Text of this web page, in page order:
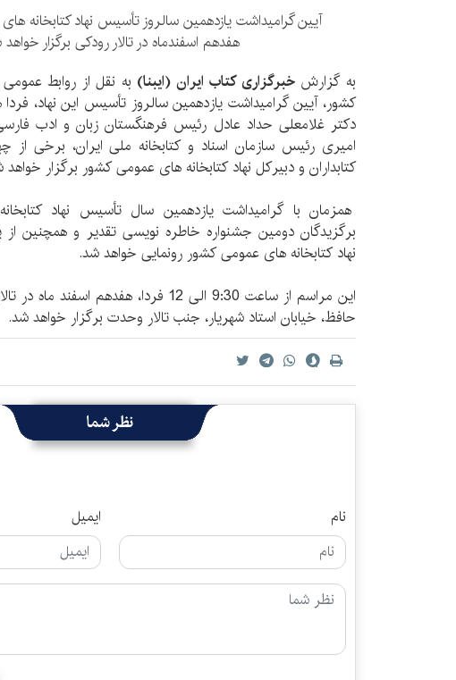
آیین گرامیداشت یازدهمین سالروز تأسیس نهاد کتابخانه
هفدهم اسفندماه در تالار رودکی برگزار
به گزارشخبرگزاری کتاب ایران (ایبنا) به نقل از روابط
کشور، آیین گرامیداشت یازدهمین سالروز تأسیس این نهاد،
دکتر غلامعلی حداد عادل رئیس فرهنگستان زبان و ادب
امیری رئیس سازمان اسناد و کتابخانه ملی ایران، برخی از
کتابداران و دبیرکل نهاد کتابخانه های عمومی کشور برگزار
همزمان با گرامیداشت یازدهمین سال تأسیس نهاد
برگزیدگان دومین جشنواره خاطره نویسی تقدیر و همچنین از
نهاد کتابخانه های عمومی کشور رونمایی خواهد شد.
این مراسم از ساعت 9:30 الی 12 فردا، هفدهم
حافظ، خیابان استاد شهریار، جنب تالار وحدت برگزار خواهد شد.
نظر شما
نام ایمیل